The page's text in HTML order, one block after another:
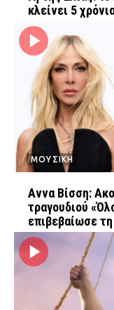
κλείνει 5
ΜΟΥΣΙΚΗ
Αννα Βίσση:
τραγουδιού
επιβεβαίωσε